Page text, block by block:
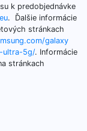
k predobjednávke
. Ďalšie informácie
stránkach
galaxy
ultra-5g/. Informácie
stránkach